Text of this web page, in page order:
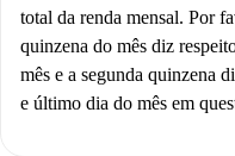
total da renda mensal. Por
quinzena do mês diz
mês e a segunda quinzena
e último dia do mês em